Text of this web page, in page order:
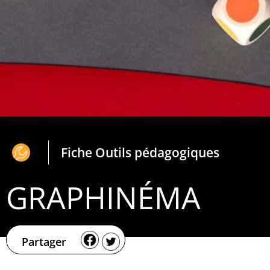
Fiche Outils pédagogiques
GRAPHINÉMA
Partager